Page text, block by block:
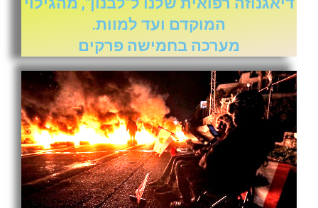
המוקדם ועד למוות.
מערכה בחמישה פרקים